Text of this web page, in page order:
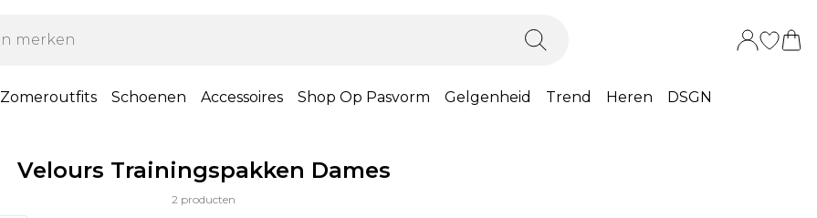
Zomeroutfits Schoenen Accessoires Shop Op Pasvorm Gelgenheid Trend Heren DSGN
Velours Trainingspakken Dames
2 producten